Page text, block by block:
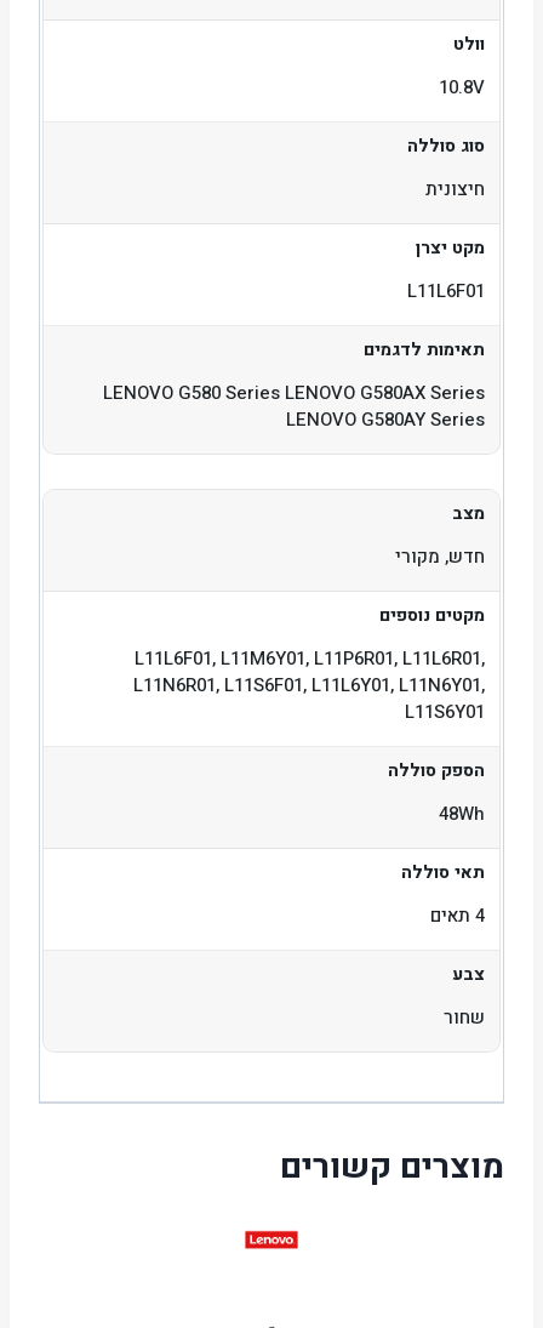
וולט
10.8V
סוג סוללה
חיצונית
מקט יצרן
L11L6F01
תאימות לדגמים
LENOVO G580 Series LENOVO G580AX Series
LENOVO G580AY Series
מצב
חדש, מקורי
מקטים נוספים
L11L6F01, L11M6Y01, L11P6R01, L11L6R01,
L11N6R01, L11S6F01, L11L6Y01, L11N6Y01,
L11S6Y01
הספק סוללה
48Wh
תאי סוללה
4 תאים
צבע
שחור
מוצרים קשורים